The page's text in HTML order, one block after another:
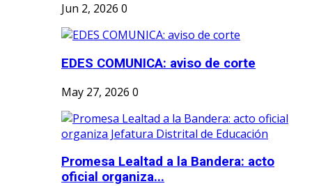
Jun 2, 2026 0
EDES COMUNICA: aviso de corte
May 27, 2026 0
Promesa Lealtad a la Bandera: acto
oficial organiza...